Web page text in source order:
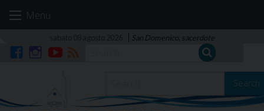
Menu
San Domenico, sacerdote
Search